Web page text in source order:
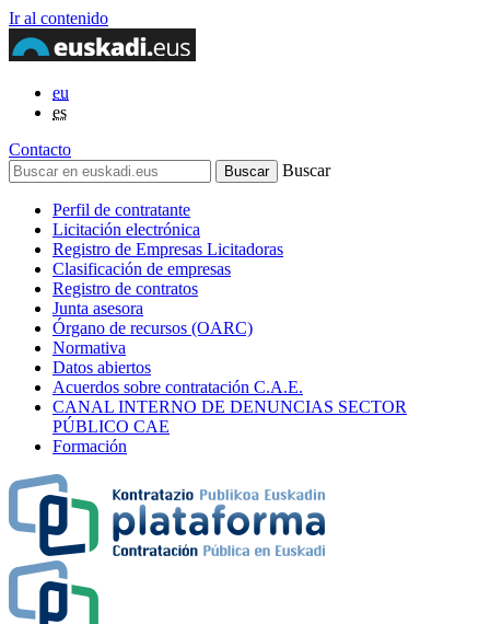
Ir al contenido
eu
es
Contacto
Buscar
Perfil de contratante
Licitación electrónica
Registro de Empresas Licitadoras
Clasificación de empresas
Registro de contratos
Junta asesora
Órgano de recursos (OARC)
Normativa
Datos abiertos
Acuerdos sobre contratación C.A.E.
CANAL INTERNO DE DENUNCIAS SECTOR
PÚBLICO CAE
Formación